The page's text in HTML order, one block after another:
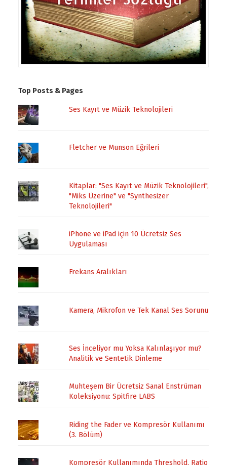
Top Posts & Pages
Ses Kayıt ve Müzik Teknolojileri
Fletcher ve Munson Eğrileri
Kitaplar: "Ses Kayıt ve Müzik Teknolojileri",
"Miks Üzerine" ve "Synthesizer
Teknolojileri"
iPhone ve iPad için 10 Ücretsiz Ses
Uygulaması
Frekans Aralıkları
Kamera, Mikrofon ve Tek Kanal Ses Sorunu
Ses İnceliyor mu Yoksa Kalınlaşıyor mu?
Analitik ve Sentetik Dinleme
Muhteşem Bir Ücretsiz Sanal Enstrüman
Koleksiyonu: Spitfire LABS
Riding the Fader ve Kompresör Kullanımı
(3. Bölüm)
Kompresör Kullanımında Threshold, Ratio